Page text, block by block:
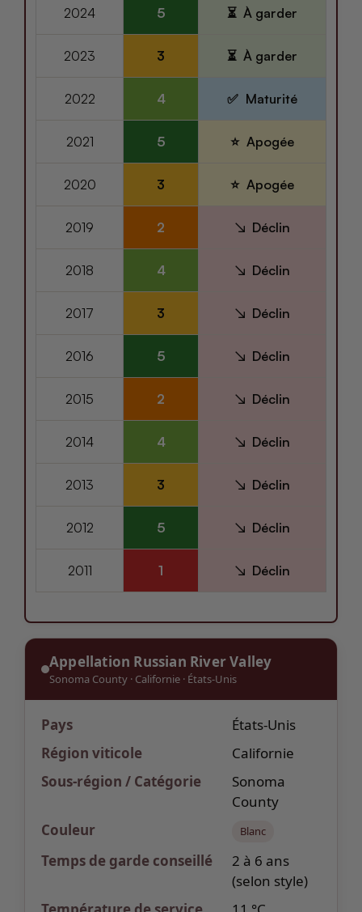
2024 5 À garder
2023 3 À garder
2022 4 Maturité
2021 5 Apogée
2020 3 Apogée
2019 2 Déclin
2018 4 Déclin
2017 3 Déclin
2016 5 Déclin
2015 2 Déclin
2014 4 Déclin
2013 3 Déclin
2012 5 Déclin
2011 1 Déclin
Appellation Russian River Valley
Sonoma County · Californie · États-Unis
Pays
États-Unis
Région viticole
Californie
Sous-région / Catégorie
Sonoma
County
Couleur
Blanc
Temps de garde conseillé
2 à 6 ans
(selon style)